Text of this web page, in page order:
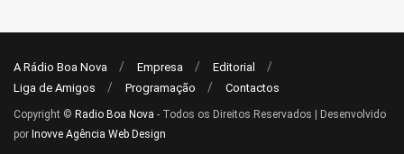
A Rádio Boa Nova Empresa
Editorial
Liga de Amigos
Programação Contactos
Copyright © Radio Boa Nova - Todos os Direitos Reservados | Desenvolvido
por Inovve Agência Web Design